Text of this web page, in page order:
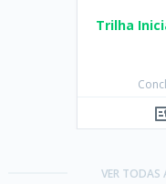
Trilha
VER TODAS